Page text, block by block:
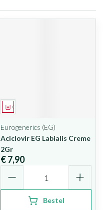
Geneesmiddel
Eurogenerics (EG)
Aciclovir EG Labialis Creme
2Gr
€ 7,90
Bestel